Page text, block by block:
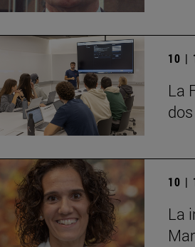
10 |
La
10 |
La